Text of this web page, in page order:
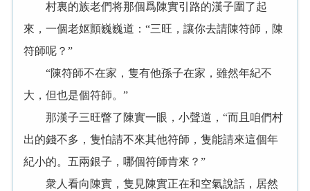
村裏的族老們将那個爲陳實引路的漢子圍了起
來，一個老妪顫巍巍道：“三旺，讓你去請陳符師，陳
符師呢？”
“陳符師不在家，隻有他孫子在家，雖然年紀不
大，但也是個符師。”
那漢子三旺瞥了陳實一眼，小聲道，“而且咱們村
出的錢不多，隻怕請不來其他符師，隻能請來這個年
紀小的。五兩銀子，哪個符師肯來？”
衆人看向陳實，隻見陳實正在和空氣說話，居然